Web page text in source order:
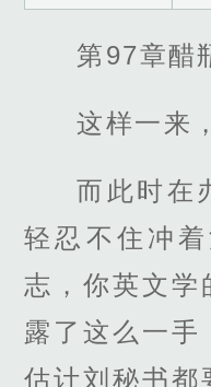
第97章醋
这样一来
而此时在
轻忍不住冲
志，你英文学
露了这么一手
估计刘秘书都